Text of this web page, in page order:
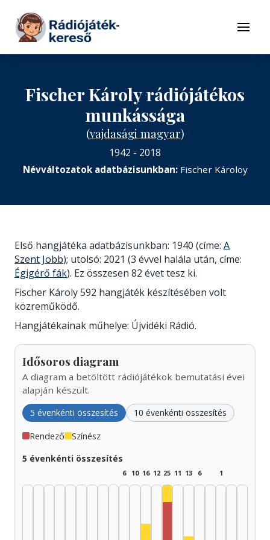
Tovább a tartalomhoz
Menü
Fischer Károly rádiójátékos
munkássága
(vajdasági magyar)
1942 - 2018
Névváltozatok adatbázisunkban: Fischer Károloy
Első hangjátéka adatbázisunkban: 1940 (címe: A
Szent Jobb); utolsó: 2021 (3 évvel halála után, címe:
Égigérő fák). Ez összesen 82 évet tesz ki.
Fischer Károly 592 hangjáték készítésében volt
közreműködő.
Hangjátékainak műhelye: Újvidéki Rádió.
Idősoros diagram
A diagram a betöltött rádiójátékok bemutatási évei
alapján készült.
5 évenkénti összesítés 10 évenkénti összesítés
Rendező Színész
5 évenkénti összesítés
6 10 16 12 25
Színész, 1990–1994: 4
11 13 6 1